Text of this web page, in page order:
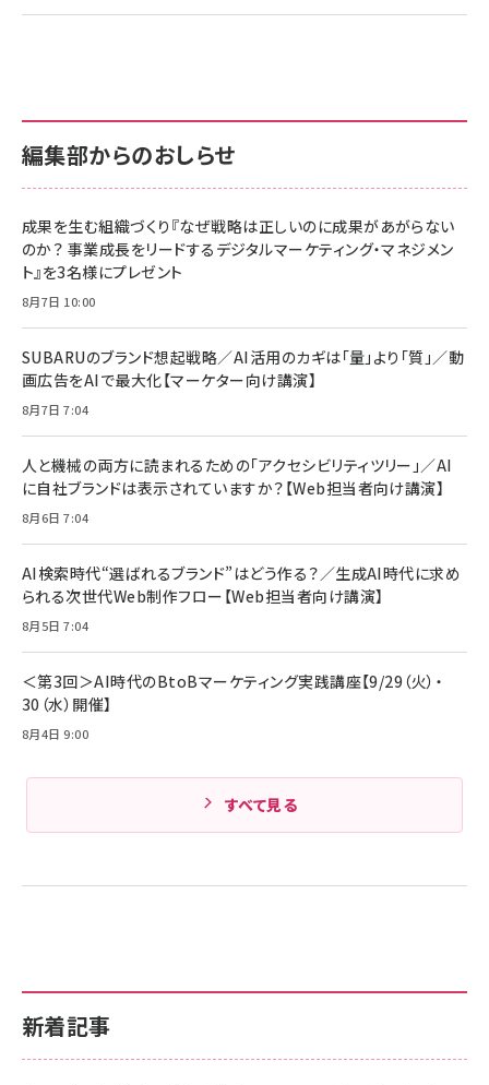
新着記事
編集部からのおしらせ
成果を生む組織づくり『なぜ戦略は正しいのに成果があがらない
のか？ 事業成長をリードするデジタルマーケティング・マネジメン
ト』を3名様にプレゼント
8月7日 10:00
SUBARUのブランド想起戦略／AI活用のカギは「量」より「質」／動
画広告をAIで最大化【マーケター向け講演】
8月7日 7:04
人と機械の両方に読まれるための「アクセシビリティツリー」／AI
に自社ブランドは表示されていますか？【Web担当者向け講演】
8月6日 7:04
AI検索時代“選ばれるブランド”はどう作る？／生成AI時代に求め
られる次世代Web制作フロー【Web担当者向け講演】
8月5日 7:04
＜第3回＞AI時代のBtoBマーケティング実践講座【9/29（火）・
30（水）開催】
8月4日 9:00
すべて見る